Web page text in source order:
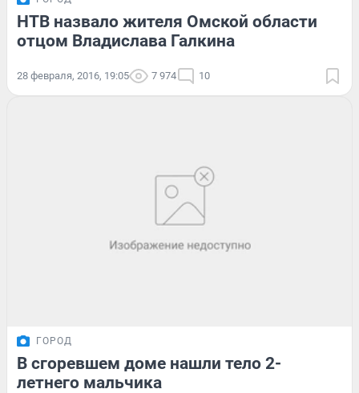
НТВ назвало жителя Омской области
отцом Владислава Галкина
28 февраля, 2016, 19:05 7 974 10
ГОРОД
В сгоревшем доме нашли тело 2-
летнего мальчика